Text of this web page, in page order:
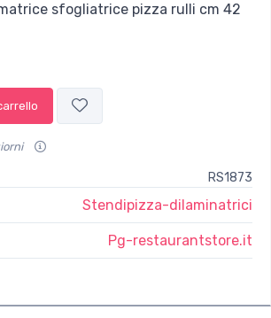
sfogliatrice pizza rulli cm 42
RS1873
Stendipizza-dilaminatrici
Pg-restaurantstore.it